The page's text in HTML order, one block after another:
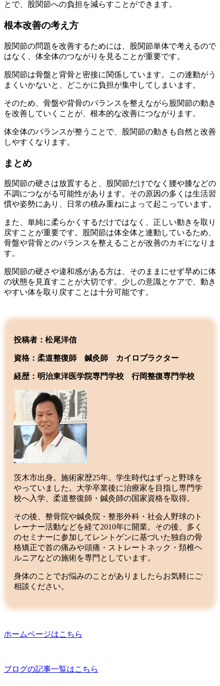
とで、股関節への負担を減らすことができます。
根本改善の考え方
股関節の問題を改善するためには、股関節単体で考えるので
はなく、体全体のつながりを見ることが重要です。
股関節は骨盤と背骨と密接に関係しています。この連動がう
まくいかないと、どこかに負担が集中してしまいます。
そのため、骨盤や背骨のバランスを整えながら股関節の動き
を改善していくことが、根本的な改善につながります。
体全体のバランスが整うことで、股関節の動きも自然と改善
しやすくなります。
まとめ
股関節の硬さは放置すると、股関節だけでなく腰や膝などの
不調につながる可能性があります。その原因の多くは生活習
慣や姿勢にあり、日常の積み重ねによって起こっています。
また、単純に柔らかくするだけではなく、正しい動きを取り
戻すことが重要です。股関節は体全体と連動しているため、
骨盤や背骨とのバランスを整えることが改善のカギになりま
す。
股関節の硬さや違和感がある方は、そのままにせず早めに体
の状態を見直すことが大切です。少しの意識とケアで、動き
やすい体を取り戻すことは十分可能です。
投稿者：松尾洋信
資格：柔道整復師 鍼灸師 カイロプラクター
経歴：明治東洋医学院専門学校 行岡整復専門学校
茨木市出身。施術家歴25年。学生時代はずっと野球を
やっていました。大学卒業後に治療家を目指し専門学
校へ入学、柔道整復師・鍼灸師の国家資格を取得。
その後、整骨院や鍼灸院・整形外科・社会人野球のト
レーナー活動などを経て2010年に開業。その後、多く
のセミナーに参加してレントゲンに基づいた独自の骨
格矯正で首の痛みや頭痛・ストレートネック・頚椎ヘ
ルニアなどの施術を専門としています。
身体のことでお悩みのことがありましたらお気軽にご
相談ください。
ホームページはこちら
ブログの記事一覧はこちら